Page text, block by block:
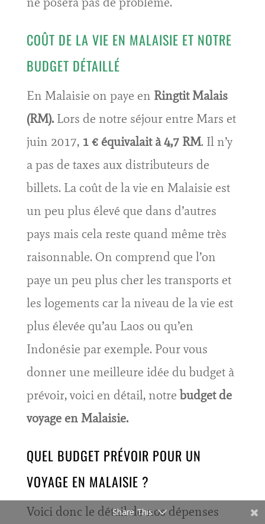
COÛT DE LA VIE EN MALAISIE ET NOTRE
BUDGET DÉTAILLÉ
En Malaisie on paye en Ringtit Malais
(RM).Lors de notre séjour entre Mars et
juin 2017, 1 € équivalait à 4,7 RM. Il n’y
a pas de taxes aux distributeurs de
billets. La coût de la vie en Malaisie est
un peu plus élevé que dans d’autres
pays mais cela reste quand même très
raisonnable. On comprend que l’on
paye un peu plus cher les transports et
les logements car la niveau de la vie est
plus élevée qu’au Laos ou qu’en
Indonésie par exemple. Pour vous
donner une meilleure idée du budget à
prévoir, voici en détail, notre budget de
voyage en Malaisie.
QUEL BUDGET PRÉVOIR POUR UN
VOYAGE EN MALAISIE ?
Voici donc le détail de nos dépenses
Share This